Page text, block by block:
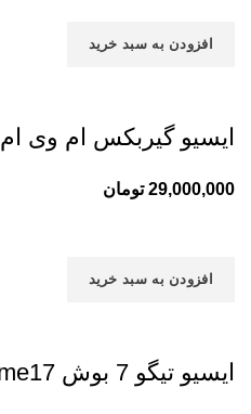
افزودن به سبد خرید
ایسیو گیربکس ام وی ام 550 (mvm 550)
29,000,000 تومان
افزودن به سبد خرید
ایسیو تیگو 7 بوش me17